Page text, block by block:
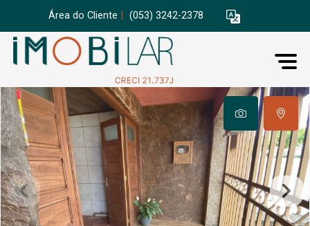
Área do Cliente (053) 3242-2378